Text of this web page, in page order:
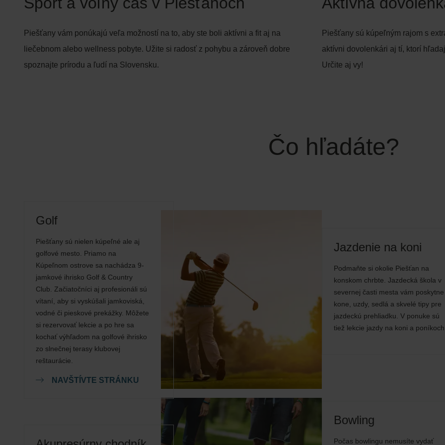
Piešťany vám ponúkajú veľa možností na to, aby ste boli aktívni a fit aj na
liečebnom alebo wellness pobyte. Užite si radosť z pohybu a zároveň dobre
spoznajte prírodu a ľudí na Slovensku.
Piešťany sú kúpeľným rajom s
aktívni dovolenkári aj tí, ktorí
Určite aj vy!
Čo hľadáte?
Golf
Piešťany sú nielen kúpeľné ale aj
golfové mesto. Priamo na
Kúpeľnom ostrove sa nachádza 9-
jamkové ihrisko Golf & Country
Club. Začiatočníci aj profesionáli sú
vítaní, aby si vyskúšali jamkoviská,
vodné či pieskové prekážky. Môžete
si rezervovať lekcie a po hre sa
kochať výhľadom na golfové ihrisko
zo slnečnej terasy klubovej
reštaurácie.
NAVŠTÍVTE STRÁNKU
Jazdenie na koni
Podmaňte si okolie Piešťan na
konskom chrbte. Jazdecká škola v
severnej časti mesta vám poskytne
kone, uzdy, sedlá a skvelé tipy pre
jazdeckú prehliadku. V ponuke sú
tiež lekcie jazdy na koni a
Bowling
Počas bowlingu nemusíte vydať